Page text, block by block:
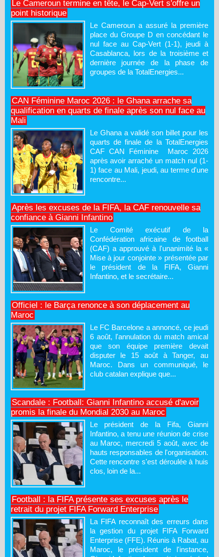
Le Cameroun termine en tête, le Cap-Vert s'offre un
point historique
Le Cameroun a assuré la première
place du Groupe D en concédant le
nul face au Cap-Vert (1-1), jeudi à
Casablanca, lors de la troisième et
dernière journée de la phase de
groupes de la TotalEnergies...
CAN Féminine Maroc 2026 : le Ghana arrache sa
qualification en quarts de finale après son nul face au
Mali
Le Ghana a validé son billet pour les
quarts de finale de la TotalEnergies
CAF CAN Féminine Maroc 2026
après avoir arraché un match nul (1-
1) face au Mali, jeudi, au terme d'une
rencontre...
Après les excuses de la FIFA, la CAF renouvelle sa
confiance à Gianni Infantino
Le Comité exécutif de la
Confédération africaine de football
(CAF) a approuvé à l'unanimité la «
Mise à jour conjointe » présentée par
le président de la FIFA, Gianni
Infantino, et le secrétaire...
Officiel : le Barça renonce à son déplacement au
Maroc
Le FC Barcelone a annoncé, ce jeudi
6 août, l'annulation du match amical
que son équipe première devait
disputer le 15 août à Tanger, au
Maroc. Dans un communiqué, le
club catalan explique que...
Scandale : Football: Gianni Infantino accusé d'avoir
promis la finale du Mondial 2030 au Maroc
Le président de la Fifa, Gianni
Infantino, a tenu une réunion de crise
au Maroc, mercredi 5 août, avec de
hauts responsables de l'organisation.
Cette rencontre s'est déroulée à huis
clos, loin de la...
Football : la FIFA présente ses excuses après le
retrait du projet FIFA Forward Enterprise
La FIFA reconnaît des erreurs dans
la gestion du projet FIFA Forward
Enterprise (FFE). Réunis à Rabat, au
Maroc, le président de l'instance,